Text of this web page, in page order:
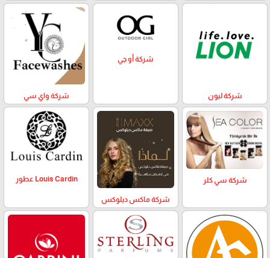
شركة ليون
شركة أو جي
شركة واي سي
شركة سي كلر
شركة ماكس ديلوكس
Louis Cardin عطور